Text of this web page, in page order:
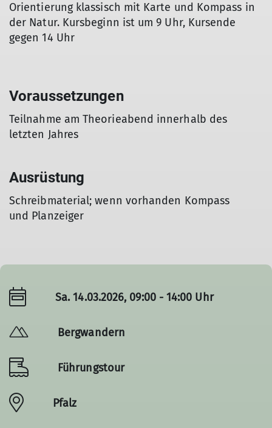
Orientierung klassisch mit Karte und Kompass in
der Natur. Kursbeginn ist um 9 Uhr, Kursende
gegen 14 Uhr
Voraussetzungen
Teilnahme am Theorieabend innerhalb des
letzten Jahres
Ausrüstung
Schreibmaterial; wenn vorhanden Kompass
und Planzeiger
Sa. 14.03.2026, 09:00 - 14:00 Uhr
Bergwandern
Führungstour
Pfalz